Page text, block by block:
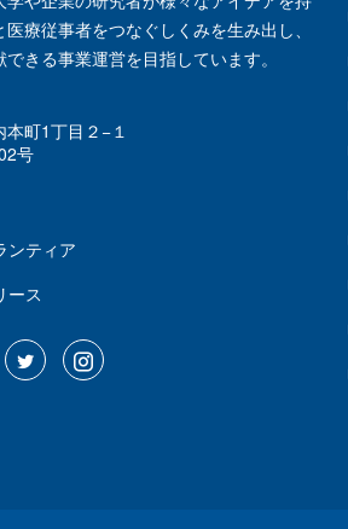
療従事者をつなぐしくみを生み出し、
きる事業運営を目指しています。
町1丁目２−１
号
ンティア
ース